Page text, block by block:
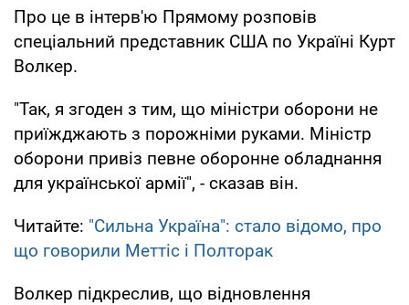
Про це в інтерв'ю Прямому розповів
спеціальний представник США по Україні Курт
Волкер.
"Так, я згоден з тим, що міністри оборони не
приїжджають з порожніми руками. Міністр
оборони привіз певне оборонне обладнання
для української армії", - сказав він.
Читайте: "Сильна Україна": стало відомо, про
що говорили Меттіс і Полторак
Волкер підкреслив, що відновлення